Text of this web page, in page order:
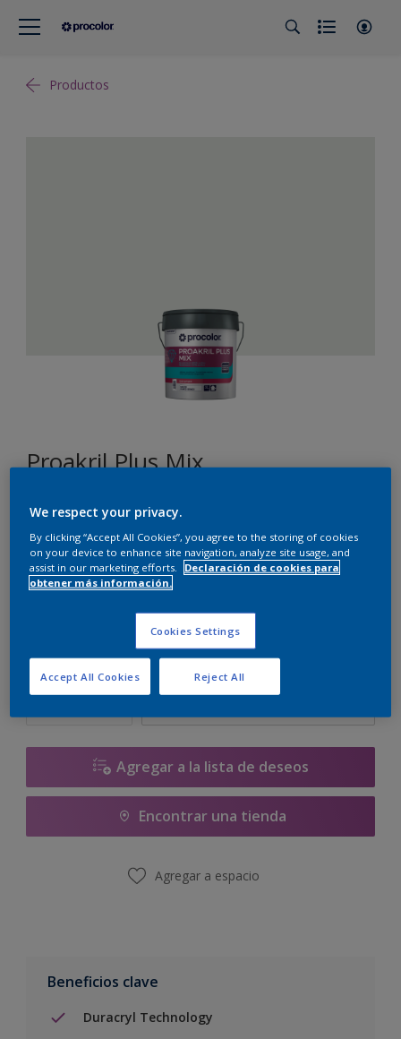
Productos
Proakril Plus Mix
MN.01.87
Cambiar de color
Tamaño
5 L
Cantidad Calculadora de pintura
Agregar a la lista de deseos
Encontrar una tienda
Agregar a espacio
Beneficios clave
Duracryl Technology
We respect your privacy.
By clicking “Accept All Cookies”, you agree to the storing of cookies
on your device to enhance site navigation, analyze site usage, and
assist in our marketing efforts.
Declaración de cookies para
obtener más información.
Cookies Settings
Reject All
Accept All Cookies